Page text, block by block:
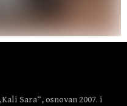
Sara“, osnovan 2007. i